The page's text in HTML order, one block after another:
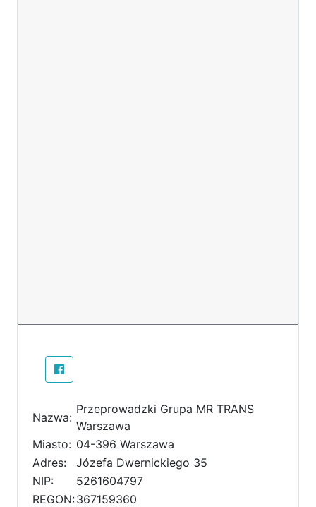
Nazwa:
Przeprowadzki Grupa MR TRANS
Warszawa
Miasto: 04-396 Warszawa
Adres:
Józefa Dwernickiego 35
NIP:
5261604797
REGON:367159360